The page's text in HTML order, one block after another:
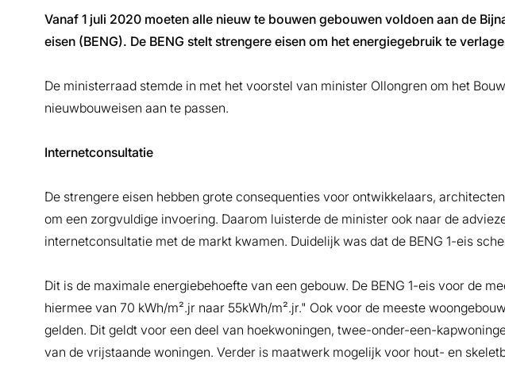
Vanaf 1 juli 2020 moeten alle nieuw te bouwen gebouwen voldoen aan de
eisen (BENG). De BENG stelt strengere eisen om het energiegebruik te
De ministerraad stemde in met het voorstel van minister Ollongren om het
nieuwbouweisen aan te passen.
Internetconsultatie
De strengere eisen hebben grote consequenties voor ontwikkelaars,
om een zorgvuldige invoering. Daarom luisterde de minister ook naar de
internetconsultatie met de markt kwamen. Duidelijk was dat de BENG 1-eis
Dit is de maximale energiebehoefte van een gebouw. De BENG 1-eis voor de
hiermee van 70 kWh/m².jr naar 55kWh/m².jr." Ook voor de meeste
gelden. Dit geldt voor een deel van hoekwoningen, twee-onder-een-
van de vrijstaande woningen. Verder is maatwerk mogelijk voor hout- en